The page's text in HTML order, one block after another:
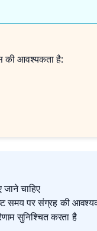
की आवश्यकता है:
चाहिए
समय पर संग्रह की
सुनिश्चित करता है